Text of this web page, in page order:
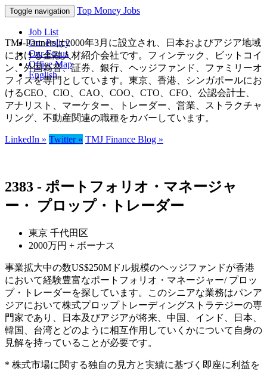
Toggle navigation Top Money Jobs
Job List
Our Policy
Our Focus
Office Map
English
TMJ-Partnersは2000年3月に設立され、日本およびアジア地域
における金融人材紹介会社です。フィンテック、ビットコイ
ン、外国為替、証券、銀行、ヘッジファンド、ファミリーオ
フィスを専門としています。東京、香港、シンガポールにお
けるCEO、CIO、CAO、COO、CTO、CFO、公認会計士、
アナリスト、マーケター、トレーダー、営業、ストラクチャ
リング、不動産関連の職種をカバーしています。
LinkedIn » Twitter » TMJ Finance Blog »
2383 - ポートフォリオ・マネージャ
ー・ プロップ・トレーダー
東京 千代田区
2000万円 + ボーナス
事業拡大中の数US$250Mドル規模のヘッジファンドが香港
において経験豊富なポートフォリオ・マネージャー/ プロッ
プ・トレーダーを探しています。このシニアな業務はパンア
ジアにおいて株式プロップトレーディングストラテジーの専
門家であり、日本及びアジアが将来、中国、インド、日本、
韓国、台湾とどのように相互作用していくかについて自身の
見解を持っていることが必要です。
* 株式市場に関する独自の見方と実績に基づく即座に利益を